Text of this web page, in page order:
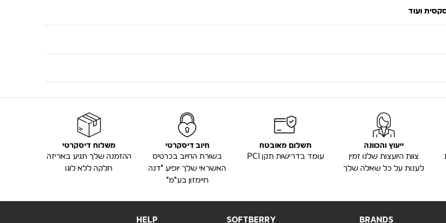
ועוד
ייעוץ והכוונה
צוות היועצות שלנו זמין
לענות על כל שאלה שלך
תשלום מאובטח
עומד בדרישות תקן PCI
חיוב דיסקרטי
בשורת החיוב בכרטיס
האשראי שלך יופיע "דנה
חיימזון בע"מ"
משלוח דיסקרטי
ההזמנה שלך תגיע באריזה
חלקה ללא לוגו
BRANDS
SOFTBERRY
HELP